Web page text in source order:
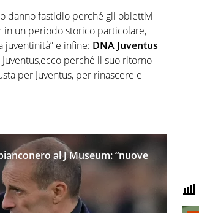
danno fastidio perché gli obiettivi
in un periodo storico particolare,
e infine: DNA Juventus
perché il suo ritorno
per Juventus, per rinascere e
al J Museum: “nuove